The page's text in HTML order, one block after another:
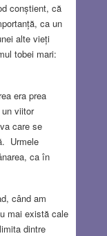
conștient, că
ca un
alte vieți
tobei mari:
era prea
viitor
care se
Urmele
ca în
când am
mai există cale
dintre